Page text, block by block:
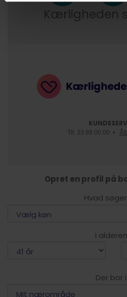
Kærligheden
Tlf. 33 89 00 00 •
Opret en profil på
Hvad
I
Der bor